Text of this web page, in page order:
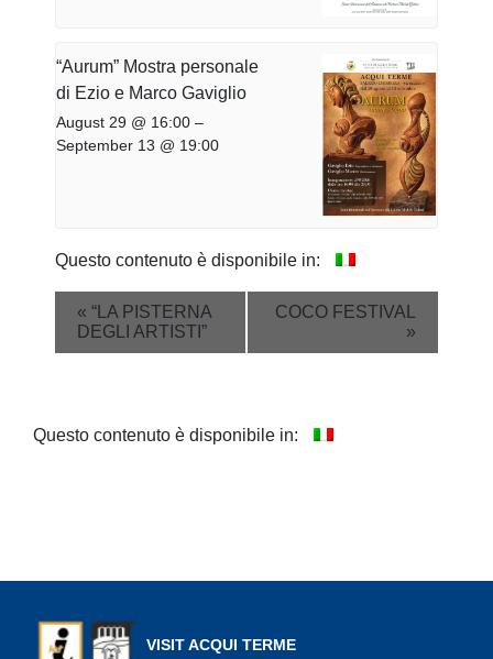
“Aurum” Mostra personale
di Ezio e Marco Gaviglio
August 29 @ 16:00 –
September 13 @ 19:00
Questo contenuto è disponibile in:
Event
Navigation
« “LA PISTERNA
DEGLI ARTISTI”
COCO FESTIVAL
»
Questo contenuto è disponibile in:
VISIT ACQUI TERME